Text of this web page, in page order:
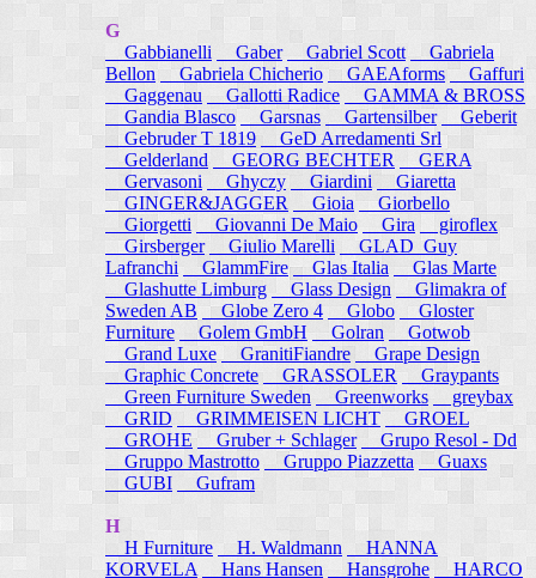
G
Gabbianelli
Gaber Gabriel Scott
Gabriela
Bellon
Gabriela Chicherio GAEAforms
Gaffuri
Gaggenau
Gallotti Radice
GAMMA & BROSS
Gandia Blasco
Garsnas Gartensilber
Geberit
Gebruder T 1819
GeD Arredamenti Srl
Gelderland
GEORG BECHTER
GERA
Gervasoni
Ghyczy Giardini
Giaretta
GINGER&JAGGER
Gioia
Giorbello
Giorgetti
Giovanni De Maio Gira
giroflex
Girsberger
Giulio Marelli
GLAD_Guy
Lafranchi
GlammFire Glas Italia
Glas Marte
Glashutte Limburg
Glass Design
Glimakra of
Sweden AB
Globe Zero 4 Globo
Gloster
Furniture
Golem GmbH Golran
Gotwob
Grand Luxe
GranitiFiandre
Grape Design
Graphic Concrete
GRASSOLER
Graypants
Green Furniture Sweden
Greenworks
greybax
GRID
GRIMMEISEN LICHT
GROEL
GROHE
Gruber + Schlager
Grupo Resol - Dd
Gruppo Mastrotto
Gruppo Piazzetta
Guaxs
GUBI
Gufram
H
H Furniture
H. Waldmann
HANNA
KORVELA
Hans Hansen Hansgrohe HARCO